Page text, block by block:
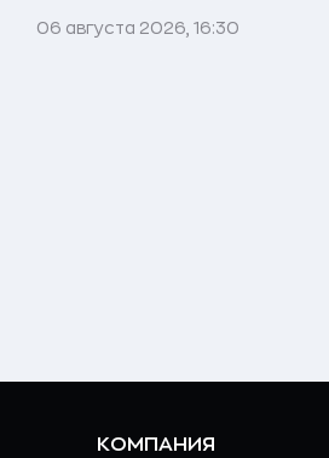
06 августа 2026, 16:30
КОМПАНИЯ